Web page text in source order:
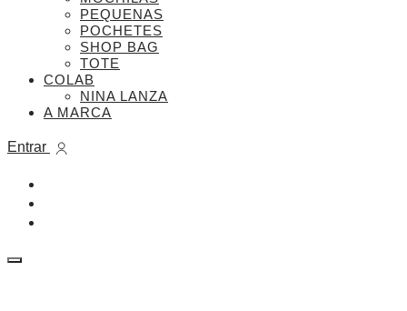
PEQUENAS
POCHETES
SHOP BAG
TOTE
COLAB
NINA LANZA
A MARCA
Entrar